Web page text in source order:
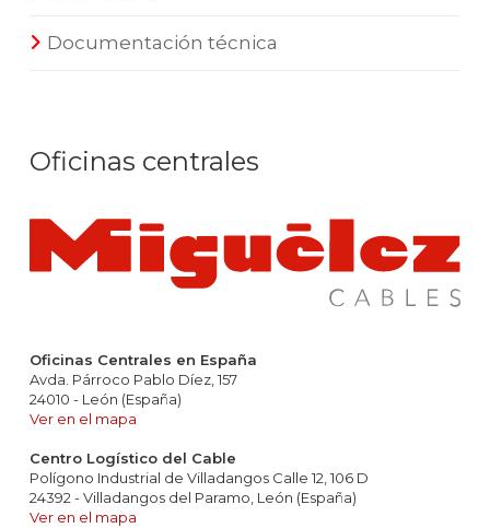
Documentación técnica
Oficinas centrales
Oficinas Centrales en España
Avda. Párroco Pablo Díez, 157
24010 - León (España)
Ver en el mapa
Centro Logístico del Cable
Polígono Industrial de Villadangos Calle 12, 106 D
24392 - Villadangos del Paramo, León (España)
Ver en el mapa